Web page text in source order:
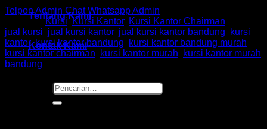
Tentang Kami
Kontak Kami
Pencarian
untuk:
Telpon Admin Chat Whatsapp Admin
Kategori:Kursi,Kursi Kantor, Kursi Kantor Chairman
jual kursi jual kursi kantor, jual kursi kantor bandung
kursi
kantor,kursi kantor bandung kursi kantor bandung murah
kursi kantor chairman
kursi kantor murah
kursi kantor murah
bandung